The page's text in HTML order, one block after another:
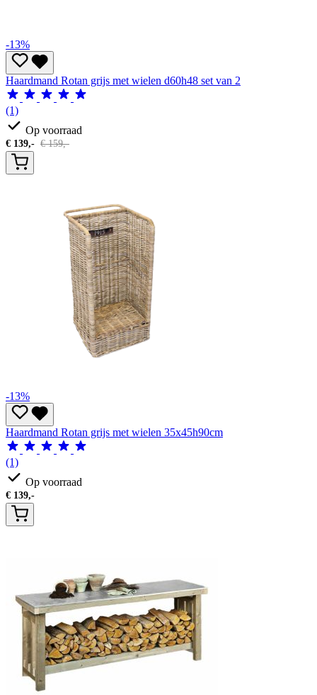
-13%
Haardmand Rotan grijs met wielen d60h48 set van 2
(1)
Op voorraad
€ 139,- €159,-
-13%
Haardmand Rotan grijs met wielen 35x45h90cm
(1)
Op voorraad
€ 139,-